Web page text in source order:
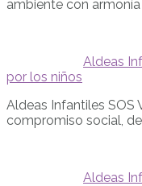
ambiente con
Aldeas
por los niños
Aldeas Infantiles SOS
compromiso social,
Aldeas